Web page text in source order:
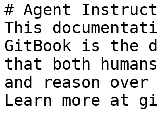
# Agent
This
GitBook is the
that both
and reason
Learn more at